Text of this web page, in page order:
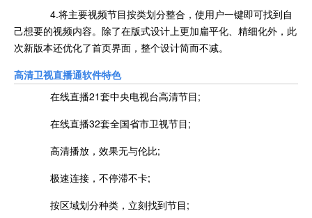
4.将主要视频节目按类划分整合，使用户一键即可找到自
己想要的视频内容。除了在版式设计上更加扁平化、精细化外，此
次新版本还优化了首页界面，整个设计简而不减。
高清卫视直播通软件特色
在线直播21套中央电视台高清节目;
在线直播32套全国省市卫视节目;
高清播放，效果无与伦比;
极速连接，不停滞不卡;
按区域划分种类，立刻找到节目;